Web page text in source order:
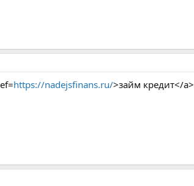
https://nadejsfinans.ru/>займ кредит</a>